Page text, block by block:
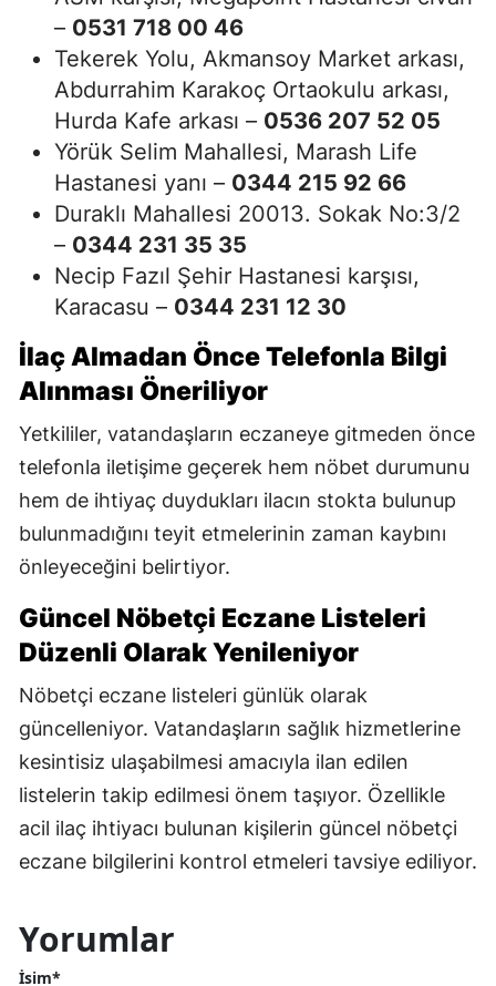
– 0531 718 00 46
Tekerek Yolu, Akmansoy Market arkası,
Abdurrahim Karakoç Ortaokulu arkası,
Hurda Kafe arkası – 0536 207 52 05
Yörük Selim Mahallesi, Marash Life
Hastanesi yanı – 0344 215 92 66
Duraklı Mahallesi 20013. Sokak No:3/2
– 0344 231 35 35
Necip Fazıl Şehir Hastanesi karşısı,
Karacasu – 0344 231 12 30
İlaç Almadan Önce Telefonla Bilgi
Alınması Öneriliyor
Yetkililer, vatandaşların eczaneye gitmeden önce
telefonla iletişime geçerek hem nöbet durumunu
hem de ihtiyaç duydukları ilacın stokta bulunup
bulunmadığını teyit etmelerinin zaman kaybını
önleyeceğini belirtiyor.
Güncel Nöbetçi Eczane Listeleri
Düzenli Olarak Yenileniyor
Nöbetçi eczane listeleri günlük olarak
güncelleniyor. Vatandaşların sağlık hizmetlerine
kesintisiz ulaşabilmesi amacıyla ilan edilen
listelerin takip edilmesi önem taşıyor. Özellikle
acil ilaç ihtiyacı bulunan kişilerin güncel nöbetçi
eczane bilgilerini kontrol etmeleri tavsiye ediliyor.
Yorumlar
İsim*